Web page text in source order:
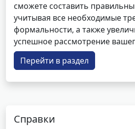
сможете составить
учитывая все необходимые
формальности, а также
успешное рассмотрение
Перейти в раздел
Справки